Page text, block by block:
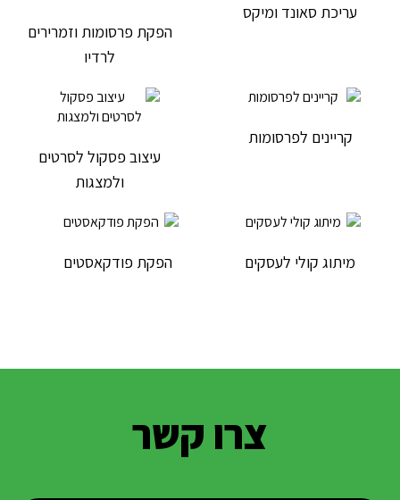
עריכת סאונד ומיקס
הפקת פרסומות וזמרירים
לרדיו
קריינים לפרסומות
עיצוב פסקול לסרטים
ולמצגות
מיתוג קולי לעסקים הפקת פודקאסטים
צרו קשר